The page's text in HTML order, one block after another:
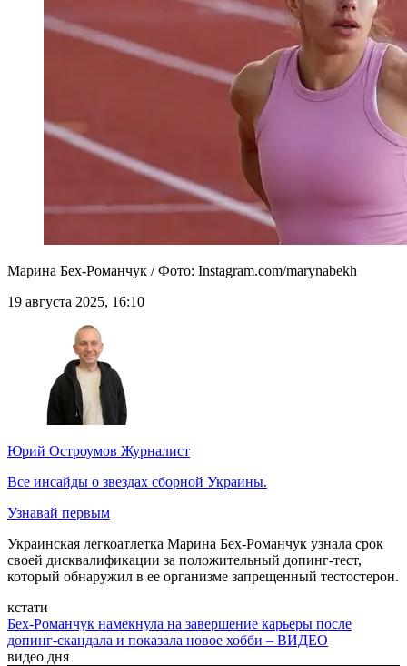
Марина Бех-Романчук / Фото: Іnstagram.com/marynabekh
19 августа 2025, 16:10
Юрий Остроумов Журналист
Все инсайды о звездах сборной Украины.
Узнавай первым
Украинская легкоатлетка Марина Бех-Романчук узнала срок
своей дисквалификации за положительный допинг-тест,
который обнаружил в ее организме запрещенный тестостерон.
кстати
Бех-Романчук намекнула на завершение карьеры после
допинг-скандала и показала новое хобби – ВИДЕО
видео дня